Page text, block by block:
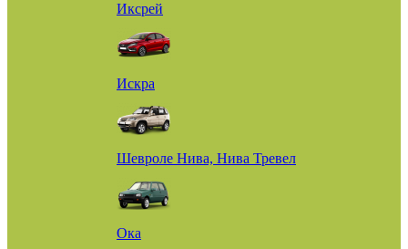
Иксрей
Искра
Шевроле Нива, Нива Тревел
Ока